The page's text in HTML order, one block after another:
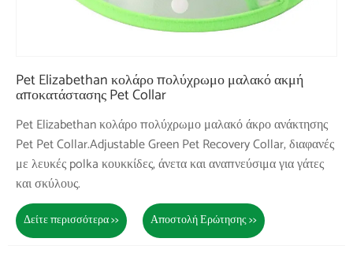
Pet Elizabethan κολάρο πολύχρωμο μαλακό ακμή
αποκατάστασης Pet Collar
Pet Elizabethan κολάρο πολύχρωμο μαλακό άκρο ανάκτησης
Pet Pet Collar.Adjustable Green Pet Recovery Collar, διαφανές
με λευκές polka κουκκίδες, άνετα και αναπνεύσιμα για γάτες
και σκύλους.
Δείτε περισσότερα >> Αποστολή Ερώτησης >>